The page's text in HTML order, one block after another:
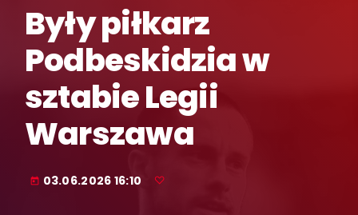
Były piłkarz
Podbeskidzia w
sztabie Legii
Warszawa
today 03.06.2026 16:10